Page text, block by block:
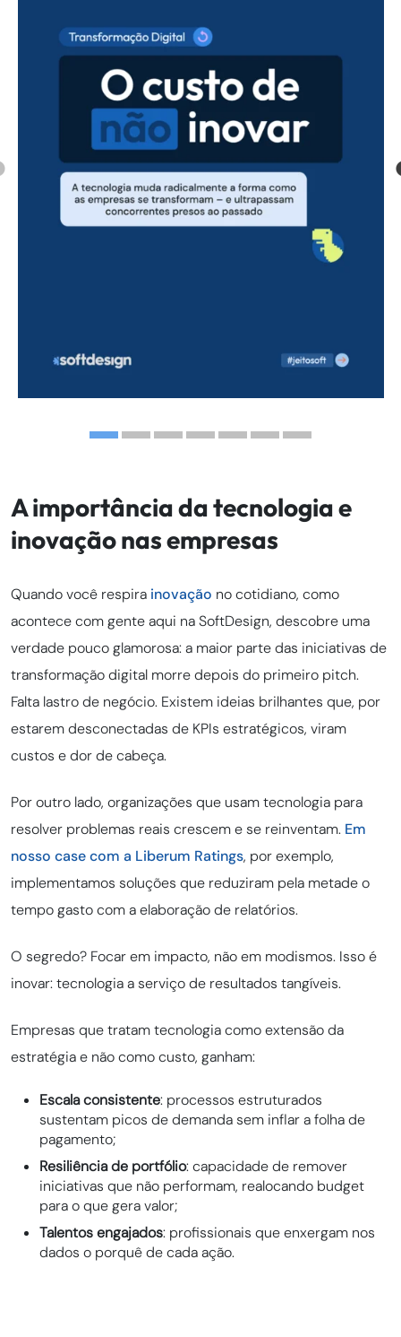
A importância da tecnologia e
inovação nas empresas
Quando você respira inovação no cotidiano, como
acontece com gente aqui na SoftDesign, descobre uma
verdade pouco glamorosa: a maior parte das iniciativas de
transformação digital morre depois do primeiro pitch.
Falta lastro de negócio. Existem ideias brilhantes que, por
estarem desconectadas de KPIs estratégicos, viram
custos e dor de cabeça.
Por outro lado, organizações que usam tecnologia para
resolver problemas reais crescem e se reinventam. Em
nosso case com a Liberum Ratings, por exemplo,
implementamos soluções que reduziram pela metade o
tempo gasto com a elaboração de relatórios.
O segredo? Focar em impacto, não em modismos. Isso é
inovar: tecnologia a serviço de resultados tangíveis.
Empresas que tratam tecnologia como extensão da
estratégia e não como custo, ganham:
Escala consistente: processos estruturados
sustentam picos de demanda sem inflar a folha de
pagamento;
Resiliência de portfólio: capacidade de remover
iniciativas que não performam, realocando budget
para o que gera valor;
Talentos engajados: profissionais que enxergam nos
dados o porquê de cada ação.